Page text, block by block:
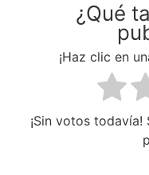
¿Qué
¡Haz clic en
¡Sin votos